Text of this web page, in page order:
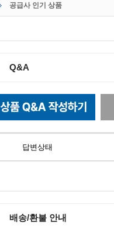
공급사 인기 상품
Q&A
답변상태
배송/환불 안내